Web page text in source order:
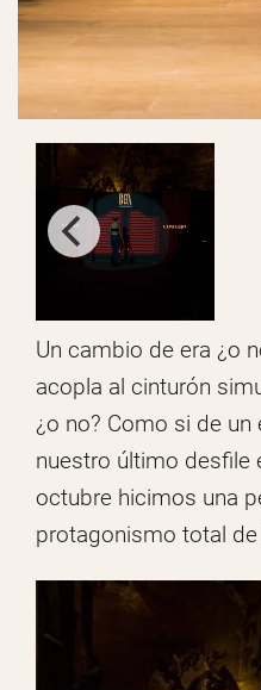
Un cambio de era ¿o
acopla al cinturón
¿o no? Como si de
nuestro último desfile
octubre hicimos una
protagonismo total